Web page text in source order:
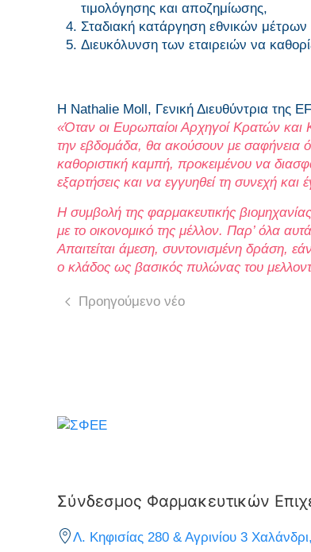
τιμολόγησης και αποζημίωσης,
Σταδιακή κατάργηση εθνικών
Διευκόλυνση των εταιρειών να
Η Nathalie Moll, Γενική Διευθύντρια της
«Όταν οι Ευρωπαίοι Αρχηγοί Κρατών και
την εβδομάδα, θα ακούσουν με σαφήνεια
καθοριστική καμπή, προκειμένου να
εξαρτήσεις και να εγγυηθεί τη συνεχή
Η συμβολή της φαρμακευτικής
με το οικονομικό της μέλλον. Παρ’ όλα
Απαιτείται άμεση, συντονισμένη δράση,
ο κλάδος ως βασικός πυλώνας του
Προηγούμενο νέο
Σύνδεσμος Φαρμακευτικών
Λ. Κηφισίας 280 & Αγρινίου 3